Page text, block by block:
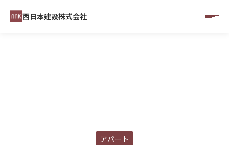
西日本建設株式会社
アパート